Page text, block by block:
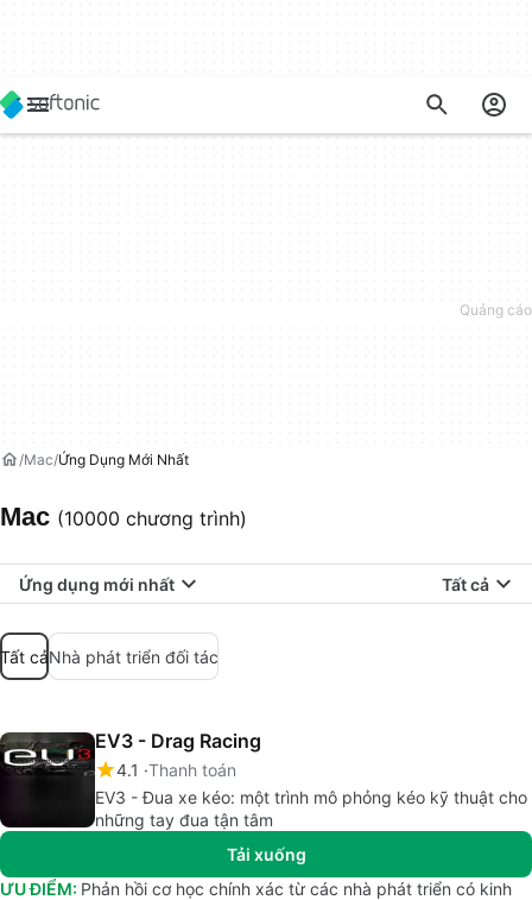
Mac Ứng Dụng Mới Nhất
Mac (10000 chương trình)
Ứng dụng mới nhất Tất cả
Tất cảNhà phát triển đối tác
EV3 - Drag Racing
4.1 Thanh toán
EV3 - Đua xe kéo: một trình mô phỏng kéo kỹ thuật cho
những tay đua tận tâm
Tải xuống
ƯU ĐIỂM: Phản hồi cơ học chính xác từ các nhà phát triển có kinh